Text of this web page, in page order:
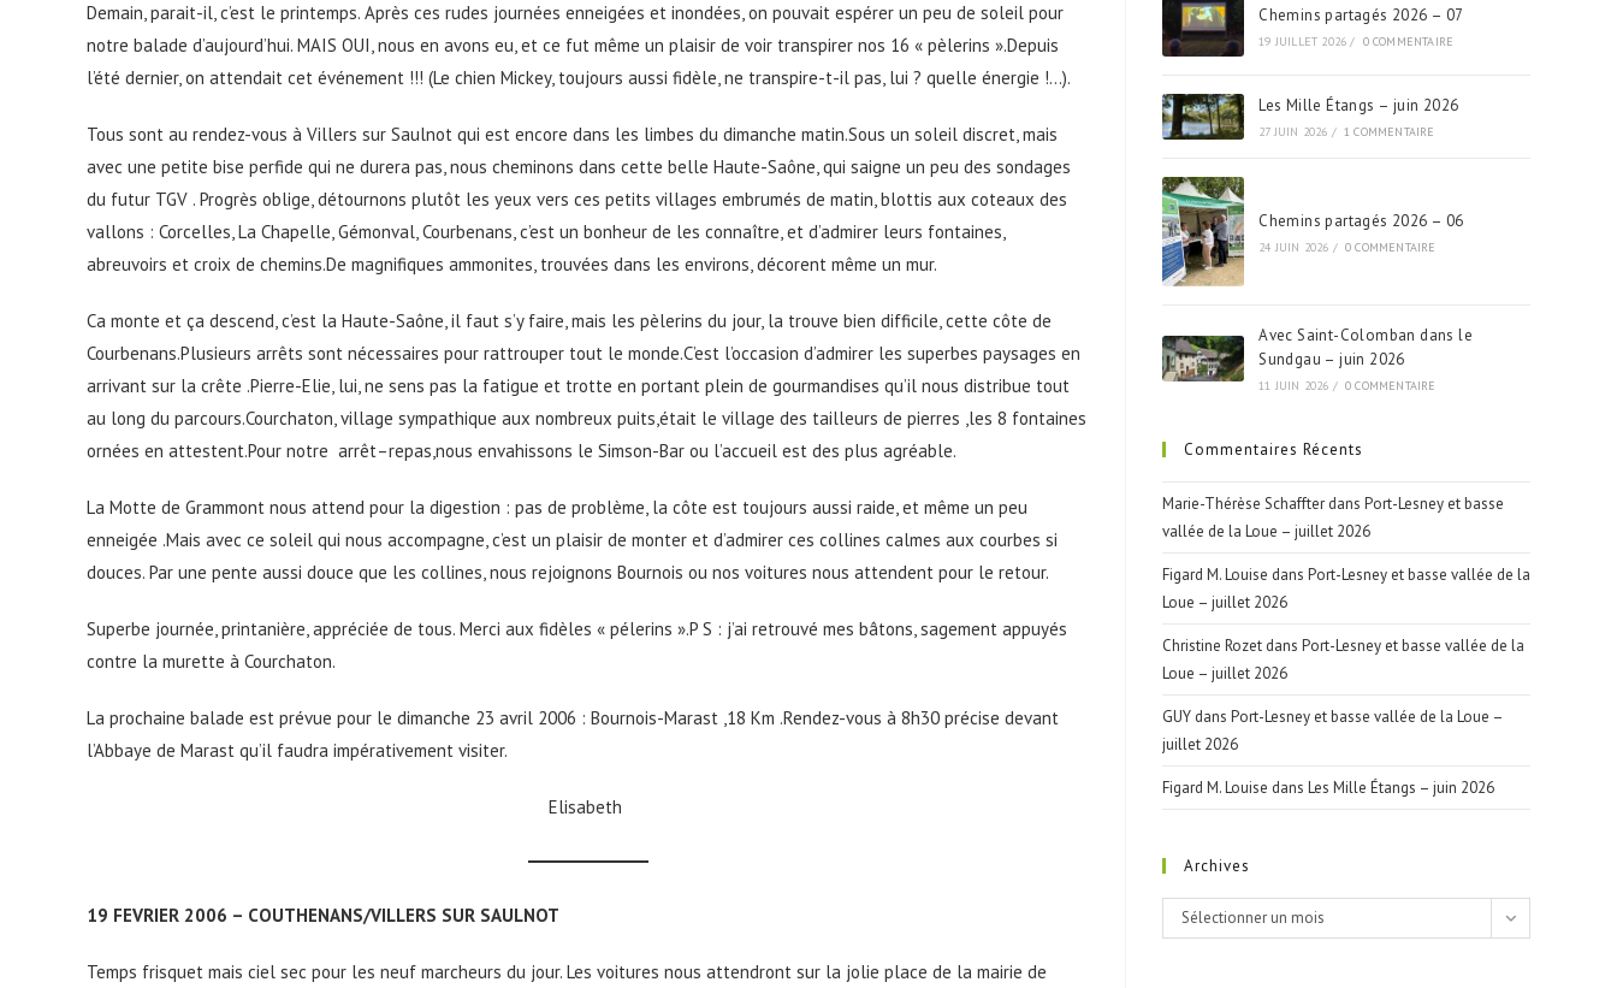
Demain, parait-il, c’est le printemps. Après ces rudes journées enneigées et inondées, on pouvait espérer un peu de soleil pour
notre balade d’aujourd’hui. MAIS OUI, nous en avons eu, et ce fut même un plaisir de voir transpirer nos 16 « pèlerins ».Depuis
l’été dernier, on attendait cet événement !!! (Le chien Mickey, toujours aussi fidèle, ne transpire-t-il pas, lui ? quelle énergie !…).
Tous sont au rendez-vous à Villers sur Saulnot qui est encore dans les limbes du dimanche matin.Sous un soleil discret, mais
avec une petite bise perfide qui ne durera pas, nous cheminons dans cette belle Haute-Saône, qui saigne un peu des sondages
du futur TGV . Progrès oblige, détournons plutôt les yeux vers ces petits villages embrumés de matin, blottis aux coteaux des
vallons : Corcelles, La Chapelle, Gémonval, Courbenans, c’est un bonheur de les connaître, et d’admirer leurs fontaines,
abreuvoirs et croix de chemins.De magnifiques ammonites, trouvées dans les environs, décorent même un mur.
Ca monte et ça descend, c’est la Haute-Saône, il faut s’y faire, mais les pèlerins du jour, la trouve bien difficile, cette côte de
Courbenans.Plusieurs arrêts sont nécessaires pour rattrouper tout le monde.C’est l’occasion d’admirer les superbes paysages en
arrivant sur la crête .Pierre-Elie, lui, ne sens pas la fatigue et trotte en portant plein de gourmandises qu’il nous distribue tout
au long du parcours.Courchaton, village sympathique aux nombreux puits,était le village des tailleurs de pierres ,les 8 fontaines
ornées en attestent.Pour notre arrêt–repas,nous envahissons le Simson-Bar ou l’accueil est des plus agréable.
La Motte de Grammont nous attend pour la digestion : pas de problème, la côte est toujours aussi raide, et même un peu
enneigée .Mais avec ce soleil qui nous accompagne, c’est un plaisir de monter et d’admirer ces collines calmes aux courbes si
douces. Par une pente aussi douce que les collines, nous rejoignons Bournois ou nos voitures nous attendent pour le retour.
Superbe journée, printanière, appréciée de tous. Merci aux fidèles « pélerins ».P S : j’ai retrouvé mes bâtons, sagement appuyés
contre la murette à Courchaton.
La prochaine balade est prévue pour le dimanche 23 avril 2006 : Bournois-Marast ,18 Km .Rendez-vous à 8h30 précise devant
l’Abbaye de Marast qu’il faudra impérativement visiter.
Elisabeth
19 FEVRIER 2006 – COUTHENANS/VILLERS SUR SAULNOT
Temps frisquet mais ciel sec pour les neuf marcheurs du jour. Les voitures nous attendront sur la jolie place de la mairie de
Chemins partagés 2026 – 07
19 JUILLET 2026 / 0 COMMENTAIRE
Les Mille Étangs – juin 2026
27 JUIN 2026 / 1 COMMENTAIRE
Chemins partagés 2026 – 06
24 JUIN 2026 / 0 COMMENTAIRE
Avec Saint-Colomban dans le
Sundgau – juin 2026
11 JUIN 2026 / 0 COMMENTAIRE
Commentaires Récents
Marie-Thérèse Schaffter dans Port-Lesney et basse
vallée de la Loue – juillet 2026
Figard M. Louise dans Port-Lesney et basse vallée de la
Loue – juillet 2026
Christine Rozet dans Port-Lesney et basse vallée de la
Loue – juillet 2026
GUY dans Port-Lesney et basse vallée de la Loue –
juillet 2026
Figard M. Louise dans Les Mille Étangs – juin 2026
Archives
Archives
Sélectionner un mois